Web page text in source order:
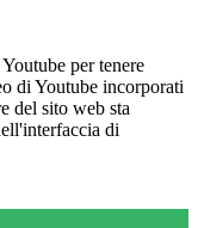
per tenere
di Youtube incorporati
del sito web sta
di